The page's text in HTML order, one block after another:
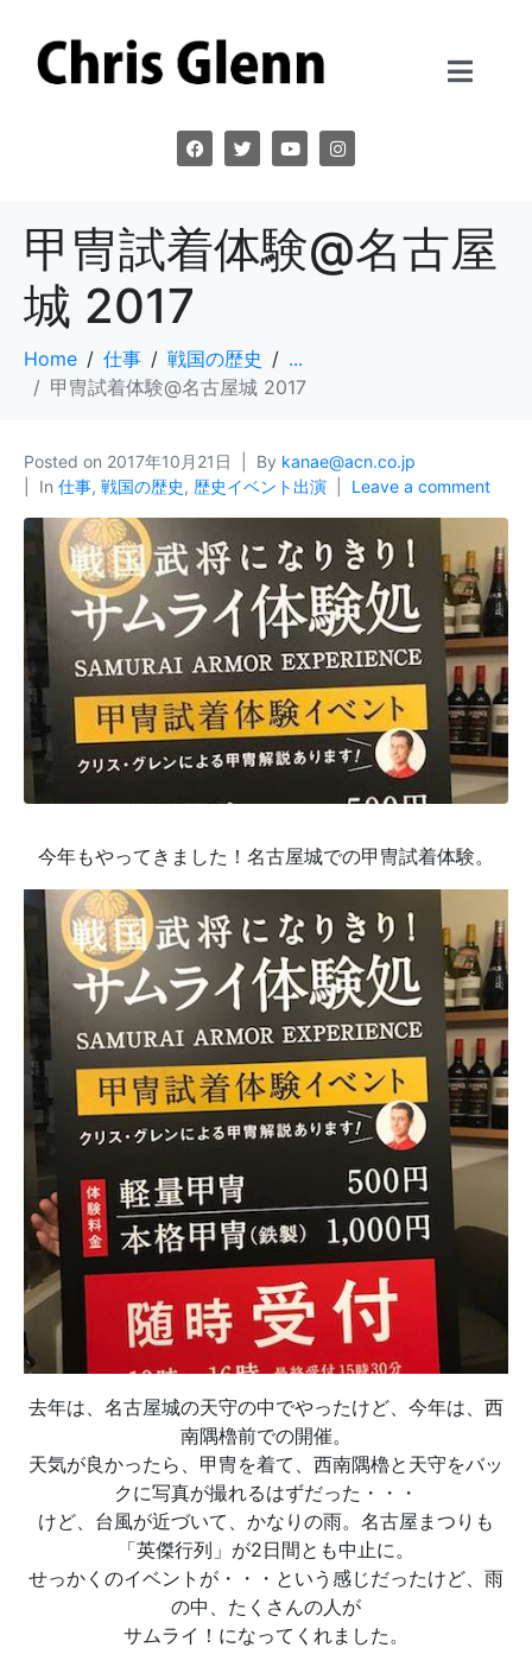
甲冑試着体験@名古屋
城 2017
Home 仕事 戦国の歴史
...
甲冑試着体験@名古屋城 2017
Posted on 2017年10月21日 By kanae@acn.co.jp
In 仕事, 戦国の歴史, 歴史イベント出演 Leave a comment
今年もやってきました！名古屋城での甲冑試着体験。
去年は、名古屋城の天守の中でやったけど、今年は、西
南隅櫓前での開催。
天気が良かったら、甲冑を着て、西南隅櫓と天守をバッ
クに写真が撮れるはずだった・・・
けど、台風が近づいて、かなりの雨。名古屋まつりも
「英傑行列」が2日間とも中止に。
せっかくのイベントが・・・という感じだったけど、雨
の中、たくさんの人が
サムライ！になってくれました。